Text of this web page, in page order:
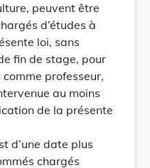
peuvent être
d’études à
loi, sans
fin de stage, pour
professeur,
au moins
de la présente
d’une date plus
chargés